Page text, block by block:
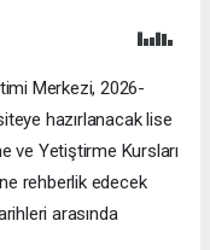
Merkezi, 2026-
hazırlanacak lise
ve Yetiştirme Kursları
rehberlik edecek
arasında